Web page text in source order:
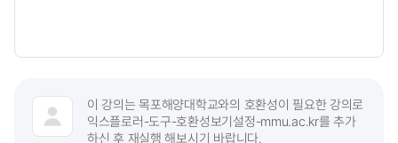
이 강의는 목포해양대학교와의 호환성이 필요한 강의로
익스플로러-도구-호환성보기설정-mmu.ac.kr를 추가
하신 후 재실행 해보시기 바랍니다.